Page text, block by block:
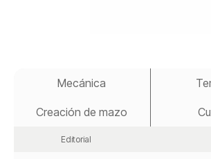
Mecánica
Creación de mazo
Editorial